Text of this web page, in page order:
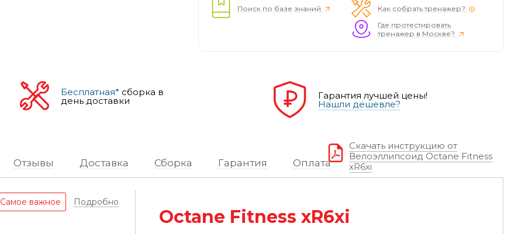
Поиск по базе знаний
Как собрать тренажер?
Где протестировать
тренажер в Москве?
Бесплатная* сборка в
день доставки Гарантия лучшей цены!
Нашли дешевле?
Отзывы Доставка Сборка Гарантия Оплата
Скачать инструкцию от
Велоэллипсоид Octane Fitness
xR6xi
Самое важное Подробно
Octane Fitness xR6xi